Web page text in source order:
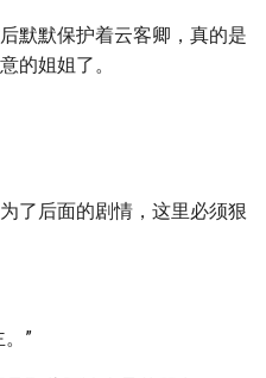
默默保护着云客卿，真的是
的姐姐了。
了后面的剧情，这里必须狠
”